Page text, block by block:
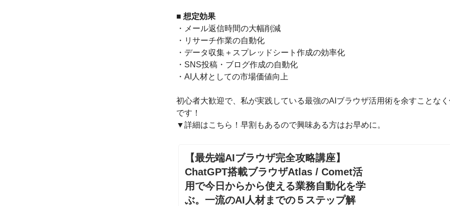
■ 想定効果
・メール返信時間の大幅削減
・リサーチ作業の自動化
・データ収集＋スプレッドシート作成の効率化
・SNS投稿・ブログ作成の自動化
・AI人材としての市場価値向上
初心者大歓迎で、私が実践している最強のAIブラウザ活用術を余すことな
です！
▼詳細はこちら！早割もあるので興味ある方はお早めに。
【最先端AIブラウザ完全攻略講座】
ChatGPT搭載ブラウザAtlas / Comet活
用で今日からから使える業務自動化を学
ぶ。一流のAI人材までの５ステップ解